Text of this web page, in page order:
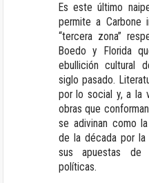
Es este último
permite a Carbone
“tercera zona”
Boedo y Florida
ebullición cultural
siglo pasado.
por lo social y, a la
obras que
se adivinan como la
de la década por la
sus apuestas de
políticas.